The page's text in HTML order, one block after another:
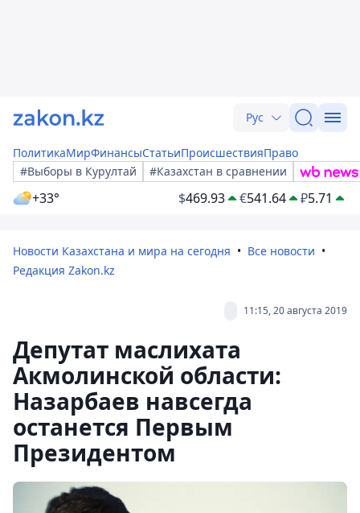
Рус
ПолитикаМирФинансыСтатьиПроисшествияПраво
#Выборы в Курултай
#Казахстан в сравнении
+33° $469.93 €541.64 ₽5.71
Новости Казахстана и мира на сегодня
Все новости
Редакция Zakon.kz
11:15, 20 августа 2019
Депутат маслихата
Акмолинской области:
Назарбаев навсегда
останется Первым
Президентом